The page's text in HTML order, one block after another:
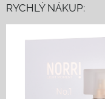
RYCHLÝ NÁKUP: